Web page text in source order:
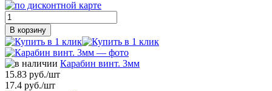
В корзину
Карабин винт. 3мм
15.83 руб./шт
17.4 руб./шт